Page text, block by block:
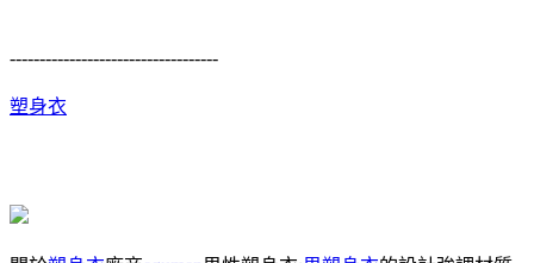
-----------------------------------
塑身衣